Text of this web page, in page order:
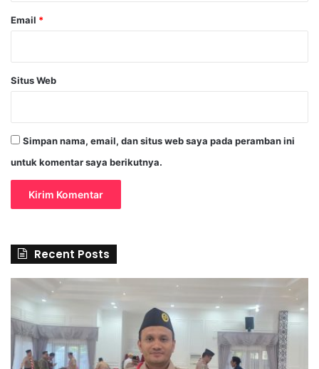
Email *
Situs Web
Simpan nama, email, dan situs web saya pada peramban ini
untuk komentar saya berikutnya.
Recent Posts